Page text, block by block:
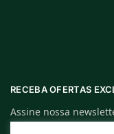
RECEBA OFERTAS
Assine nossa